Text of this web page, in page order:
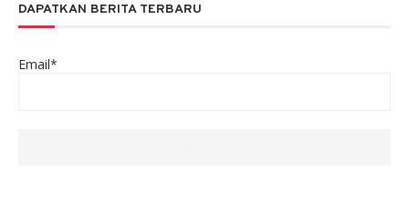
DAPATKAN BERITA TERBARU
Email*